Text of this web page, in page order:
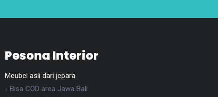
Pesona Interior
Meubel asli dari jepara
- Bisa COD area Jawa Bali